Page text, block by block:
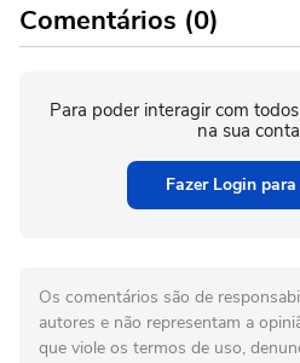
Comentários (0)
Para poder interagir com
na sua
Fazer Login
Os comentários são de
autores e não representam a
que viole os termos de uso,